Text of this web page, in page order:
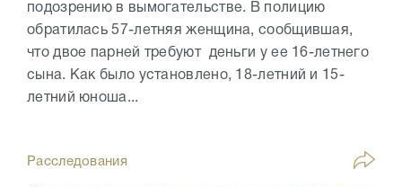
подозрению в вымогательстве. В полицию
обратилась 57-летняя женщина, сообщившая,
что двое парней требуют деньги у ее 16-летнего
сына. Как было установлено, 18-летний и 15-
летний юноша...
Расследования